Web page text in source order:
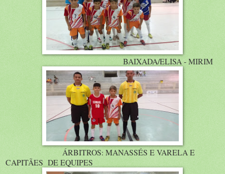
BAIXADA/ELISA - MIRIM
ÁRBITROS: MANASSÉS E VARELA E
CAPITÃES DE EQUIPES